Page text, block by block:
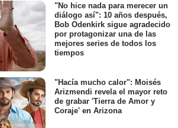
"No hice nada para merecer un
diálogo así": 10 años después,
Bob Odenkirk sigue agradecido
por protagonizar una de las
mejores series de todos los
tiempos
"Hacía mucho calor": Moisés
Arizmendi revela el mayor reto
de grabar 'Tierra de Amor y
Coraje' en Arizona